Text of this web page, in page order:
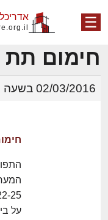
☰
חימום תת
02/03/2016 בשעה 07:58